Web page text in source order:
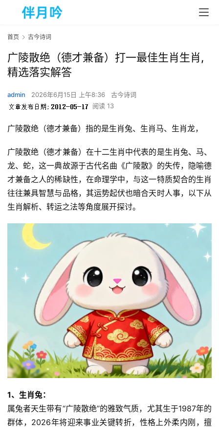
首页 古今诗词
广陵散绝（德才兼备）打一最佳生肖生肖,
精选落实解答
admin 2026年6月15日 上午8:36
古今诗词
阅读 13
广陵散绝（德才兼备）指的是生肖兔、生肖马、生肖龙，
广陵散绝（德才兼备）在十二生肖中代表的是生肖兔、马、
龙、蛇，这一典故源于古代名曲《广陵散》的失传，隐喻德
才兼备之人的稀缺性，在命理学中，与这一特质契合的生肖
往往兼具智慧与品格，其运势起伏也暗合天时人事，以下从
生肖解析、转运之法等角度展开探讨。
1、生肖兔：
属兔者天生带有“广陵散绝”的雅致气质，尤其生于1987年的
群体，2026年将迎来事业关键转折，性格上外柔内刚，擅